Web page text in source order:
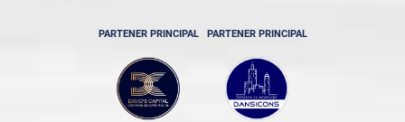
PARTENER PRINCIPAL PARTENER PRINCIPAL